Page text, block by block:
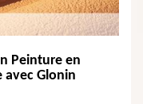
Peinture en
Glonin